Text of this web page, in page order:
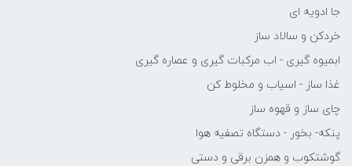
جا ادویه ای
خردکن و سالاد ساز
ابمیوه گیری - اب مرکبات گیری و عصاره گیری
غذا ساز - اسیاب و مخلوط کن
چای ساز و قهوه ساز
پنکه- بخور - دستگاه تصفیه هوا
گوشتکوب و همزن برقی و دستی